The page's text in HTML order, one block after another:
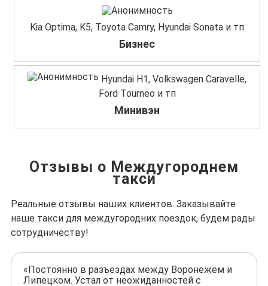
Kia Optima, K5, Toyota Camry, Hyundai Sonata и тп
Бизнес
Hyundai H1, Volkswagen Caravelle,
Ford Tourneo и тп
Минивэн
Отзывы о Междугороднем
такси
Реальные отзывы наших клиентов. Заказывайте
наше такси для междугородних поездок, будем рады
сотрудничеству!
«Постоянно в разъездах между Воронежем и
Липецком. Устал от неожиданностей с